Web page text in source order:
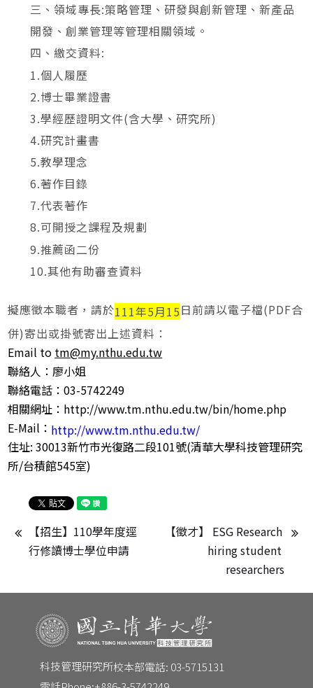
三、領域專長:策略管理、研發與創新管理、新產品
開發、創業管理等管理相關領域。
四、繳交資料:
1.個人履歷
2.博士畢業證書
3.學經歷證明文件(含大學、研究所)
4.研究計畫書
5.教學理念
6.著作目錄
7.代表著作
8.可開授之課程及規劃
9.推薦函二份
10.其他有助審查資料
擬應徵本職者，請於111年5月15日前請以電子檔(PDF合
併)寄出或掛號寄出上述資料：
Email to tm@my.nthu.edu.tw
聯絡人：廖小姐
聯絡電話：03-5742249
相關網址：http://www.tm.nthu.edu.tw/bin/home.php
E-Mail： http://www.tm.nthu.edu.tw/
住址: 30013新竹市光復路二段101號(清華大學科技管理研究
所/台積館545室)
【招生】110學年度逕
行修讀博士學位申請
【徵才】 ESG Research
hiring student
researchers
科技管理研究所校本部電話: 03-5715131